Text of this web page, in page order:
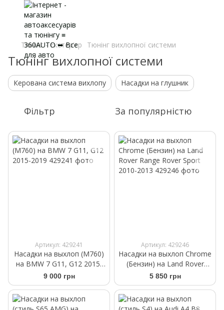
Тюнінг - Екстер'єр Тюнінг вихлопної системи
Тюнінг вихлопної системи
Керована система вихлопу Насадки на глушник
Фільтр За популярністю
Артикул: 429241
Насадки на выхлоп (M760)
на BMW 7 G11, G12 2015-
2019
9 000 грн
Артикул: 429246
Насадки на выхлоп Chrome
(Бензин) на Land Rover
Range Rover Sport 2010-
2013
5 850 грн